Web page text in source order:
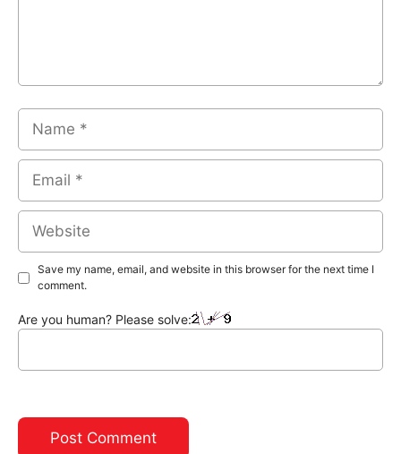
Name
Email
Website
Save my name, email, and website in this browser for the next time I
comment.
Are you human? Please solve: